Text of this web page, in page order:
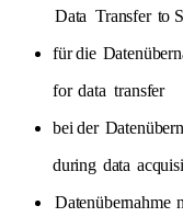
Data Transfer to
für die
for data transfer
bei der
during data
Datenübernahme